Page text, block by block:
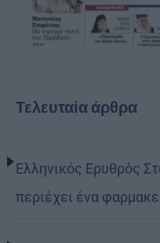
Τελευταία άρθρα
Ελληνικός Ερυθρός
περιέχει ένα